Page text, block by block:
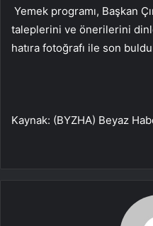
Yemek programı, Başkan
taleplerini ve önerilerini
hatıra fotoğrafı ile son buldu
Kaynak: (BYZHA) Beyaz